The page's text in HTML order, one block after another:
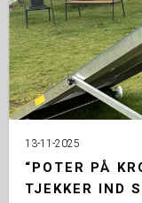
13-11-2025
“POTER PÅ
TJEKKER IND